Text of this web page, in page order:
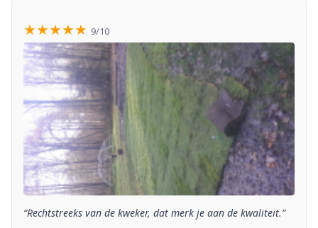
★★★★★ 9/10
“Rechtstreeks van de kweker, dat merk je aan de kwaliteit.”